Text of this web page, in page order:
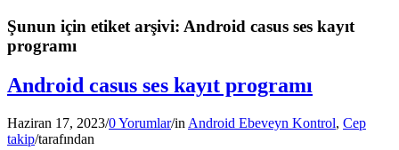
Şunun için etiket arşivi: Android casus ses kayıt
programı
Android casus ses kayıt programı
Haziran 17, 2023/0 Yorumlar/in Android Ebeveyn Kontrol, Cep
takip/tarafından